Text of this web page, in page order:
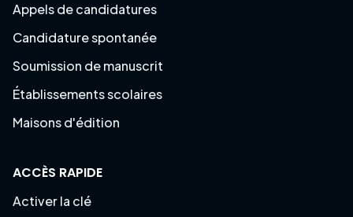
Appels de candidatures
Candidature spontanée
Soumission de manuscrit
Établissements scolaires
Maisons d'édition
ACCÈS RAPIDE
Activer la clé